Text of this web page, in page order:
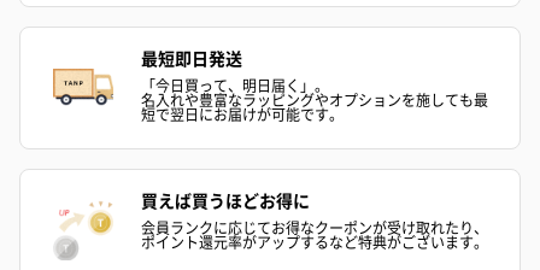
最短即日発送
「今日買って、明日届く」。
名入れや豊富なラッピングやオプションを施しても最
短で翌日にお届けが可能です。
買えば買うほどお得に
会員ランクに応じてお得なクーポンが受け取れたり、
ポイント還元率がアップするなど特典がございます。